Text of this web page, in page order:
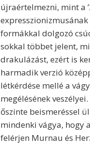
újraértelmezni, mint a
formákkal dolgozó
sokkal többet jelent,
drakulázást, ezért is
harmadik verzió
létkérdése mellé a
megélésének
őszinte beismeréssel
mindenki vágya, hogy
felérjen Murnau és